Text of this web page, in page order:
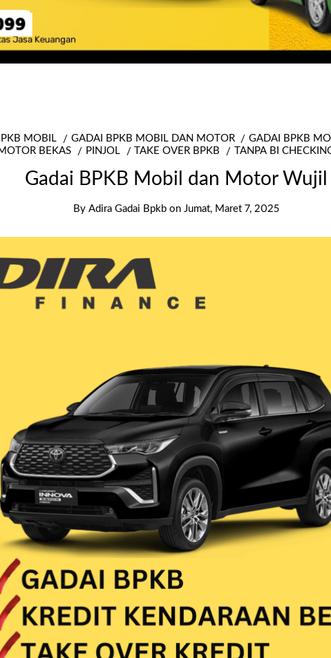
MOBIL GADAI BPKB MOBIL DAN MOTOR
GADAI BPKB
BEKAS PINJOL TAKE OVER BPKB TANPA BI
Gadai BPKB Mobil dan Motor Wujil
By Adira Gadai Bpkb on Jumat, Maret 7, 2025